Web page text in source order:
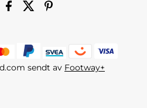
sendt av Footway+